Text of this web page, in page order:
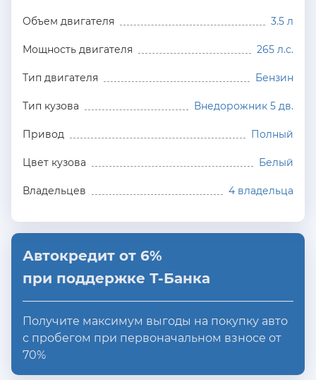
Объем двигателя 3.5 л
Мощность двигателя 265 л.с.
Тип двигателя Бензин
Тип кузова Внедорожник 5 дв.
Привод Полный
Цвет кузова Белый
Владельцев 4 владельца
Автокредит от 6%
при поддержке Т-Банка
Получите максимум выгоды на покупку авто
с пробегом при первоначальном взносе от
70%